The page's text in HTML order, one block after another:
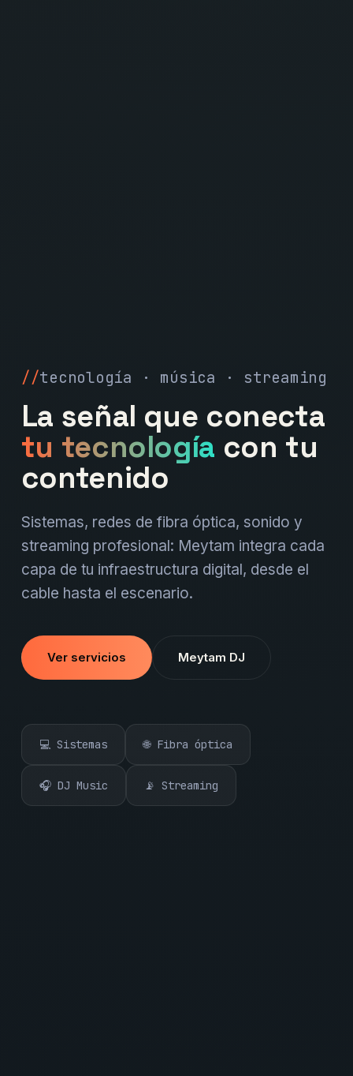
tecnología · música · streaming
La señal que conecta
tu tecnología con tu
contenido
Sistemas, redes de fibra óptica, sonido y
streaming profesional: Meytam integra cada
capa de tu infraestructura digital, desde el
cable hasta el escenario.
Ver servicios Meytam DJ
💻 Sistemas 🌐 Fibra óptica
🎧 DJ Music 📡 Streaming